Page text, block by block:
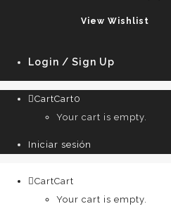
View Wishlist
Login / Sign Up
CartCart0
Your cart is empty.
Iniciar sesión
CartCart
Your cart is empty.